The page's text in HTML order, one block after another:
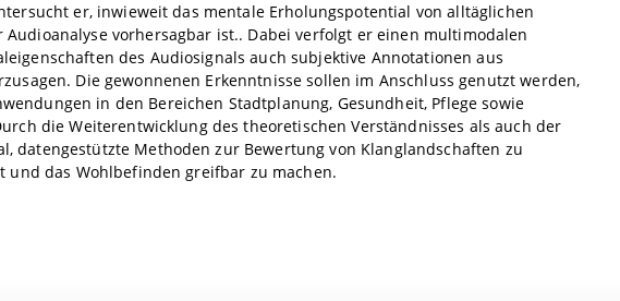
er, inwieweit das mentale Erholungspotential von alltäglichen
vorhersagbar ist.. Dabei verfolgt er einen multimodalen
des Audiosignals auch subjektive Annotationen aus
Die gewonnenen Erkenntnisse sollen im Anschluss genutzt werden,
in den Bereichen Stadtplanung, Gesundheit, Pflege sowie
die Weiterentwicklung des theoretischen Verständnisses als auch der
datengestützte Methoden zur Bewertung von Klanglandschaften zu
das Wohlbefinden greifbar zu machen.